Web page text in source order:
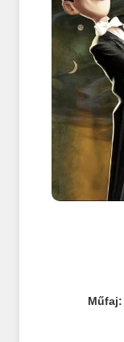
Műfaj: